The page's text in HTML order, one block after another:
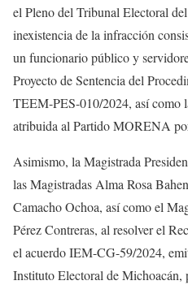
el Pleno del Tribunal Electoral
inexistencia de la infracción
un funcionario público y
Proyecto de Sentencia del
TEEM-PES-010/2024, así como
atribuida al Partido MORENA
Asimismo, la Magistrada
las Magistradas Alma Rosa
Camacho Ochoa, así como el
Pérez Contreras, al resolver el
el acuerdo IEM-CG-59/2024,
Instituto Electoral de